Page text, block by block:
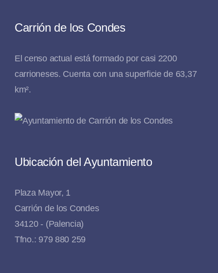
Carrión de los Condes
El censo actual está formado por casi 2200
carrioneses. Cuenta con una superficie de 63,37
km².
Ubicación del Ayuntamiento
Plaza Mayor, 1
Carrión de los Condes
34120 - (Palencia)
Tfno.: 979 880 259